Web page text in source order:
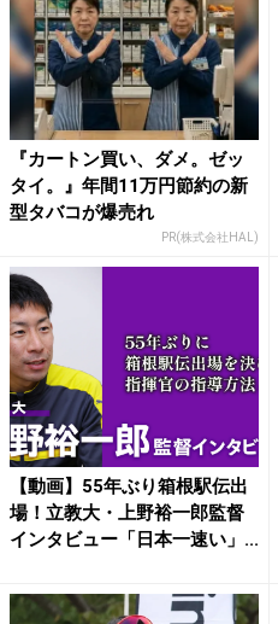
『カートン買い、ダメ。ゼッ
タイ。』年間11万円節約の新
型タバコが爆売れ
PR(株式会社HAL)
【動画】55年ぶり箱根駅伝出
場！立教大・上野裕一郎監督
インタビュー「日本一速い」...